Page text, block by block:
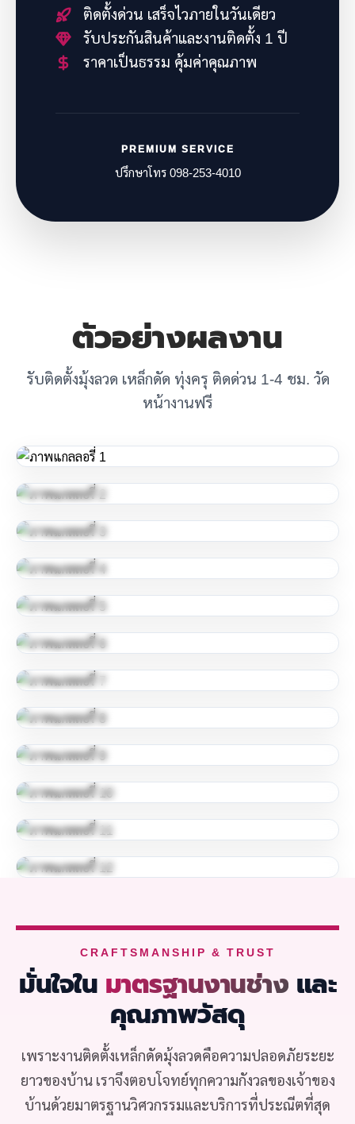
ติดตั้งด่วน เสร็จไวภายในวันเดียว
รับประกันสินค้าและงานติดตั้ง 1 ปี
ราคาเป็นธรรม คุ้มค่าคุณภาพ
PREMIUM SERVICE
ปรึกษาโทร 098-253-4010
ตัวอย่างผลงาน
รับติดตั้งมุ้งลวด เหล็กดัด ทุ่งครุ ติดด่วน 1-4 ชม. วัด
หน้างานฟรี
CRAFTSMANSHIP & TRUST
มั่นใจใน มาตรฐานงานช่าง และ
คุณภาพวัสดุ
เพราะงานติดตั้งเหล็กดัดมุ้งลวดคือความปลอดภัยระยะ
ยาวของบ้าน เราจึงตอบโจทย์ทุกความกังวลของเจ้าของ
บ้านด้วยมาตรฐานวิศวกรรมและบริการที่ประณีตที่สุด